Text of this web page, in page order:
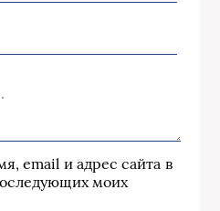
email и адрес сайта в
моих